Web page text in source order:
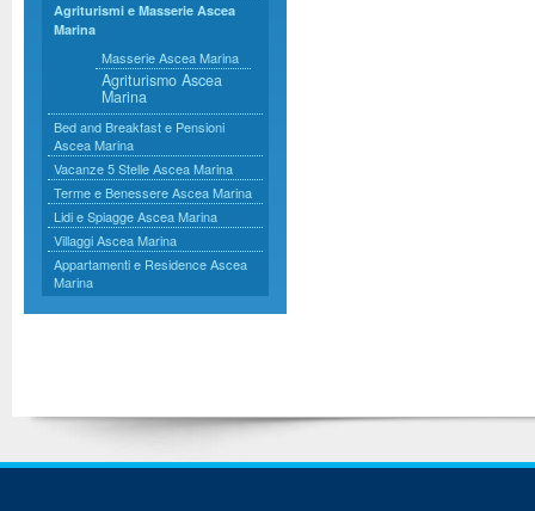
Agriturismi e Masserie Ascea
Marina
Masserie Ascea Marina
Agriturismo Ascea
Marina
Bed and Breakfast e Pensioni
Ascea Marina
Vacanze 5 Stelle Ascea Marina
Terme e Benessere Ascea Marina
Lidi e Spiagge Ascea Marina
Villaggi Ascea Marina
Appartamenti e Residence Ascea
Marina